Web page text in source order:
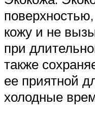
кожу и не
при
также
ее приятной
холодные